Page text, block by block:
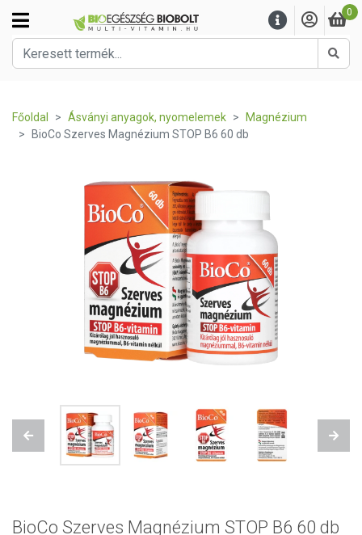
0
Főoldal Ásványi anyagok, nyomelemek
Magnézium
BioCo Szerves Magnézium STOP B6 60 db
Previous Next
BioCo Szerves Magnézium STOP B6 60 db